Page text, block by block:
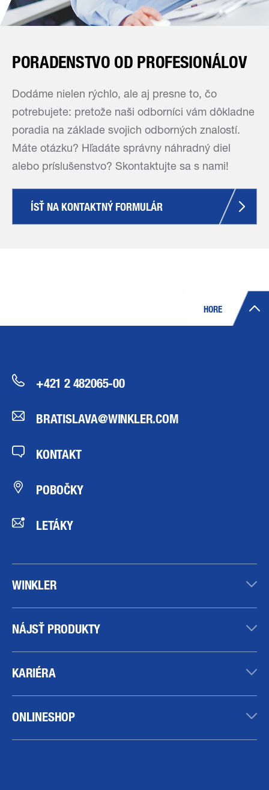
PORADENSTVO OD PROFESIONÁLOV
Dodáme nielen rýchlo, ale aj presne to, čo
potrebujete: pretože naši odborníci vám dôkladne
poradia na základe svojich odborných znalostí.
Máte otázku? Hľadáte správny náhradný diel
alebo príslušenstvo? Skontaktujte sa s nami!
ÍSŤ NA KONTAKTNÝ FORMULÁR
HORE
+421 2 482065-00
BRATISLAVA@WINKLER.COM
KONTAKT
POBOČKY
LETÁKY
WINKLER
NÁJSŤ PRODUKTY
KARIÉRA
ONLINESHOP